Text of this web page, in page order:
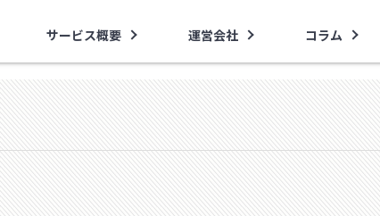
サービス概要 運営会社 コラム